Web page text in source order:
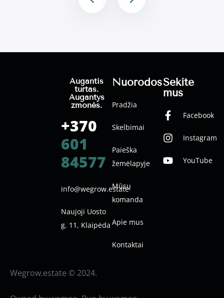
Nuorodos
Pradžia
Skelbimai
Paieška
žemėlapyje
Mūsų
komanda
Apie mus
Kontaktai
Sekite
mus
Facebook
Instagram
YouTube
Augantis
turtas.
Augantys
žmonės.
+370
601
84577
info@wegrow.estate
Naujoji Uosto
g. 11, Klaipėda
Wegrow.estate © 2024.